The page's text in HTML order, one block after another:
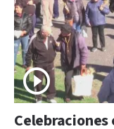
Celebraciones